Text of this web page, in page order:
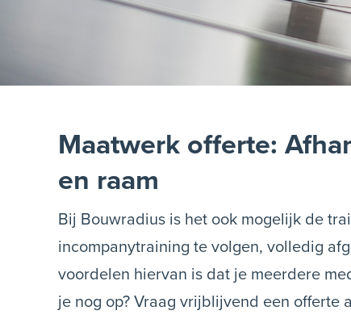
Maatwerk offerte:
en raam
Bij Bouwradius is het ook mogelijk de
incompanytraining te volgen, volledig
voordelen hiervan is dat je meerdere
je nog op? Vraag vrijblijvend een offerte